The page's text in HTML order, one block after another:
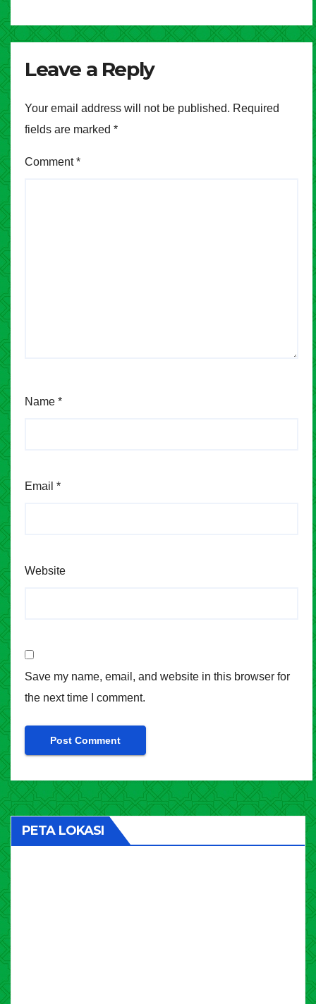
Leave a Reply
Your email address will not be published. Required
fields are marked *
Comment*
Name *
Email *
Website
Save my name, email, and website in this browser for
the next time I comment.
PETA LOKASI